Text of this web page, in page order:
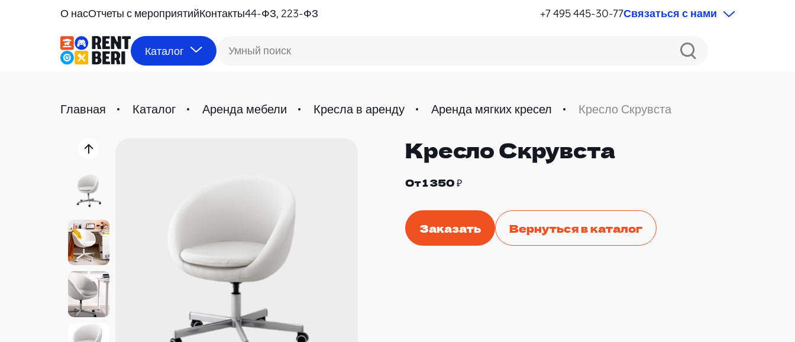
О насОтчеты с мероприятийКонтакты44-ФЗ, 223-ФЗ +7 495 445-30-77Связаться с нами
Каталог Умный поиск
Главная Каталог Аренда мебели Кресла в аренду Аренда мягких кресел Кресло Скрувста
Кресло Скрувста
От 1 350 ₽
Заказать Вернуться в каталог